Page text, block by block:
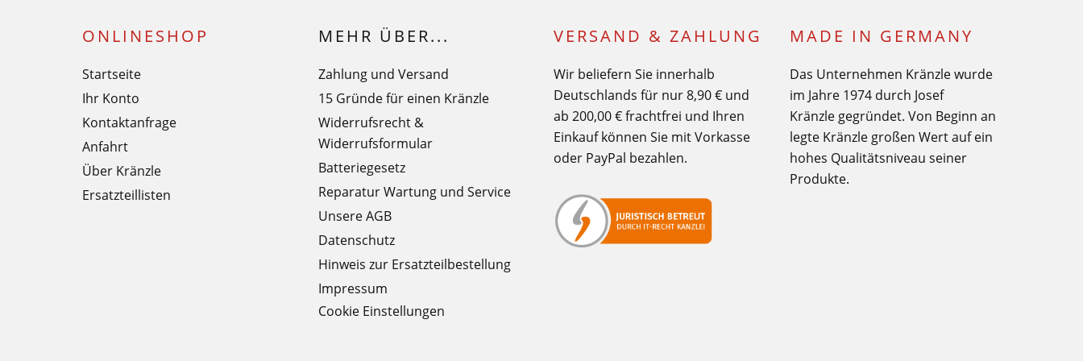
ONLINESHOP
Startseite
Ihr Konto
Kontaktanfrage
Anfahrt
Über Kränzle
Ersatzteillisten
MEHR ÜBER...
Zahlung und Versand
15 Gründe für einen Kränzle
Widerrufsrecht &
Widerrufsformular
Batteriegesetz
Reparatur Wartung und Service
Unsere AGB
Datenschutz
Hinweis zur Ersatzteilbestellung
Impressum
Cookie Einstellungen
VERSAND & ZAHLUNG
Wir beliefern Sie innerhalb
Deutschlands für nur 8,90 € und
ab 200,00 € frachtfrei und Ihren
Einkauf können Sie mit Vorkasse
oder PayPal bezahlen.
MADE IN GERMANY
Das Unternehmen Kränzle wurde
im Jahre 1974 durch Josef
Kränzle gegründet. Von Beginn an
legte Kränzle großen Wert auf ein
hohes Qualitätsniveau seiner
Produkte.